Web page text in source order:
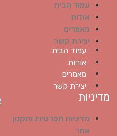
עמוד הבית
אודות
מאמרים
יצירת קשר
עמוד הבית
אודות
מאמרים
יצירת קשר
מדיניות
מדיניות הפרטיות ותקנון
אתר